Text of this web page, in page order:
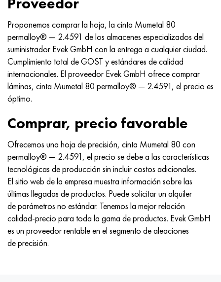
Proponemos comprar la hoja, la cinta Mumetal 80
permalloy® — 2.4591 de los almacenes especializados del
suministrador Evek GmbH con la entrega a cualquier ciudad.
Cumplimiento total de GOST y estándares de calidad
internacionales. El proveedor Evek GmbH ofrece comprar
láminas, cinta Mumetal 80 permalloy® — 2.4591, el precio es
óptimo.
Comprar, precio favorable
Ofrecemos una hoja de precisión, cinta Mumetal 80 con
permalloy® — 2.4591, el precio se debe a las características
tecnológicas de producción sin incluir costos adicionales.
El sitio web de la empresa muestra información sobre las
últimas llegadas de productos. Puede solicitar un alquiler
de parámetros no estándar. Tenemos la mejor relación
calidad-precio para toda la gama de productos. Evek GmbH
es un proveedor rentable en el segmento de aleaciones
de precisión.